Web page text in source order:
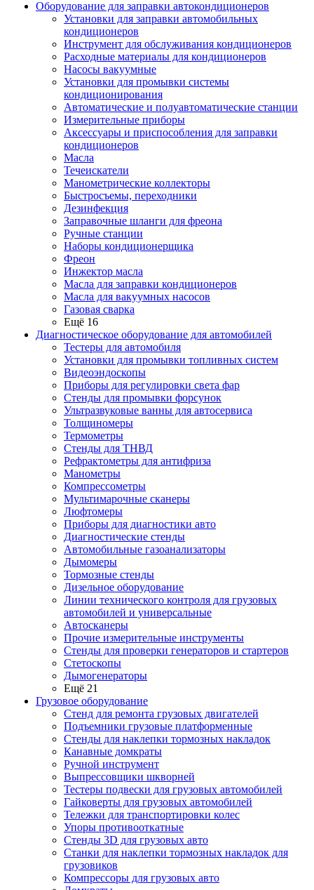
Оборудование для заправки автокондиционеров
Установки для заправки автомобильных
кондиционеров
Инструмент для обслуживания кондиционеров
Расходные материалы для кондиционеров
Насосы вакуумные
Установки для промывки системы
кондиционирования
Автоматические и полуавтоматические станции
Измерительные приборы
Аксессуары и приспособления для заправки
кондиционеров
Масла
Течеискатели
Манометрические коллекторы
Быстросъемы, переходники
Дезинфекция
Заправочные шланги для фреона
Ручные станции
Наборы кондиционерщика
Фреон
Инжектор масла
Масла для заправки кондиционеров
Масла для вакуумных насосов
Газовая сварка
Ещё 16
Диагностическое оборудование для автомобилей
Тестеры для автомобиля
Установки для промывки топливных систем
Видеоэндоскопы
Приборы для регулировки света фар
Стенды для промывки форсунок
Ультразвуковые ванны для автосервиса
Толщиномеры
Термометры
Стенды для ТНВД
Рефрактометры для антифриза
Манометры
Компрессометры
Мультимарочные сканеры
Люфтомеры
Приборы для диагностики авто
Диагностические стенды
Автомобильные газоанализаторы
Дымомеры
Тормозные стенды
Дизельное оборудование
Линии технического контроля для грузовых
автомобилей и универсальные
Автосканеры
Прочие измерительные инструменты
Стенды для проверки генераторов и стартеров
Стетоскопы
Дымогенераторы
Ещё 21
Грузовое оборудование
Стенд для ремонта грузовых двигателей
Подъемники грузовые платформенные
Стенды для наклепки тормозных накладок
Канавные домкраты
Ручной инструмент
Выпрессовщики шкворней
Тестеры подвески для грузовых автомобилей
Гайковерты для грузовых автомобилей
Тележки для транспортировки колес
Упоры противооткатные
Стенды 3D для грузовых авто
Станки для наклепки тормозных накладок для
грузовиков
Компрессоры для грузовых авто